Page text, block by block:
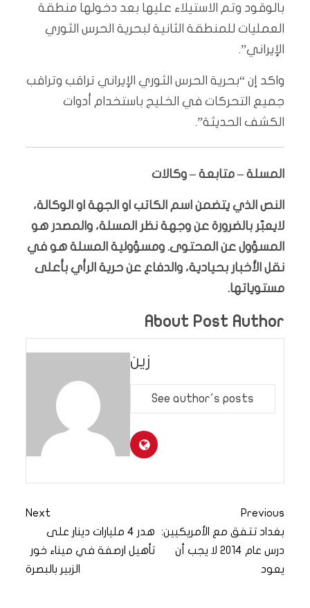
بالوقود وتم الاستيلاء عليها بعد دخولها منطقة
العمليات للمنطقة الثانية لبحرية الحرس الثوري
الإيراني”.
واكد إن “بحرية الحرس الثوري الإيراني تراقب وتراقب
جميع التحركات في الخليج باستخدام أدوات
الكشف الحديثة”.
المسلة – متابعة – وكالات
النص الذي يتضمن اسم الكاتب او الجهة او الوكالة،
لايعبّر بالضرورة عن وجهة نظر المسلة، والمصدر هو
المسؤول عن المحتوى. ومسؤولية المسلة هو في
نقل الأخبار بحيادية، والدفاع عن حرية الرأي بأعلى
مستوياتها.
About Post Author
زين
See author's posts
Previous
بغداد تتفق مع الأمريكيين:
درس عام 2014 لا يجب أن
يعود
Next
هدر 4 مليارات دينار على
تأهيل ارصفة في ميناء خور
الزبير بالبصرة